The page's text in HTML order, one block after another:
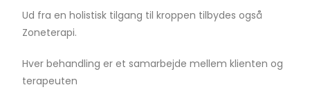
Ud fra en holistisk tilgang til kroppen tilbydes også
Zoneterapi.
Hver behandling er et samarbejde mellem klienten og
terapeuten